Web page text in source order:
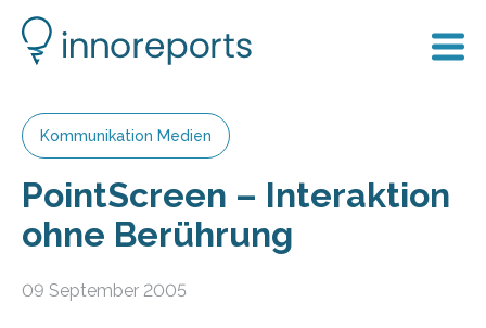
Kommunikation Medien
PointScreen – Interaktion
ohne Berührung
09 September 2005